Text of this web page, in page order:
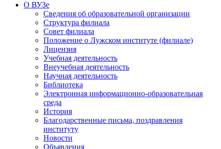
О ВУЗе
Сведения об образовательной организации
Структура филиала
Совет филиала
Положение о Лужском институте (филиале)
Лицензия
Учебная деятельность
Внеучебная деятельность
Научная деятельность
Библиотека
Электронная информационно-образовательная
среда
История
Благодарственные письма, поздравления
институту
Новости
Объявления